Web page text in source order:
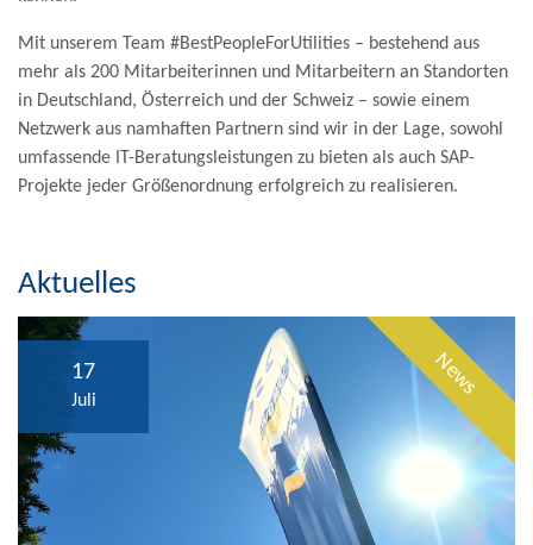
Mit unserem Team #BestPeopleForUtilities – bestehend aus
mehr als 200 Mitarbeiterinnen und Mitarbeitern an Standorten
in Deutschland, Österreich und der Schweiz – sowie einem
Netzwerk aus namhaften Partnern sind wir in der Lage, sowohl
umfassende IT-Beratungsleistungen zu bieten als auch SAP-
Projekte jeder Größenordnung erfolgreich zu realisieren.
Aktuelles
News
17
Juli